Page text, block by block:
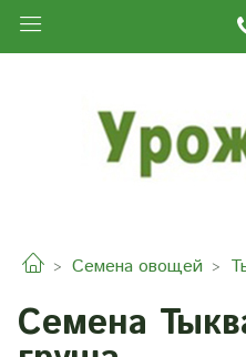
Семена овощей
Семена